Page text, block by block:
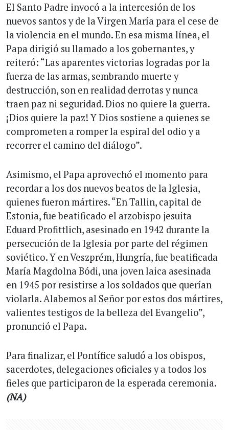
El Santo Padre invocó a la intercesión de los
nuevos santos y de la Virgen María para el cese de
la violencia en el mundo. En esa misma línea, el
Papa dirigió su llamado a los gobernantes, y
reiteró: “Las aparentes victorias logradas por la
fuerza de las armas, sembrando muerte y
destrucción, son en realidad derrotas y nunca
traen paz ni seguridad. Dios no quiere la guerra.
¡Dios quiere la paz! Y Dios sostiene a quienes se
comprometen a romper la espiral del odio y a
recorrer el camino del diálogo”.
Asimismo, el Papa aprovechó el momento para
recordar a los dos nuevos beatos de la Iglesia,
quienes fueron mártires. “En Tallin, capital de
Estonia, fue beatificado el arzobispo jesuita
Eduard Profittlich, asesinado en 1942 durante la
persecución de la Iglesia por parte del régimen
soviético. Y en Veszprém, Hungría, fue beatificada
María Magdolna Bódi, una joven laica asesinada
en 1945 por resistirse a los soldados que querían
violarla. Alabemos al Señor por estos dos mártires,
valientes testigos de la belleza del Evangelio”,
pronunció el Papa.
Para finalizar, el Pontífice saludó a los obispos,
sacerdotes, delegaciones oficiales y a todos los
fieles que participaron de la esperada ceremonia.
(NA)